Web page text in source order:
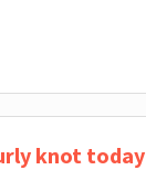
knot today